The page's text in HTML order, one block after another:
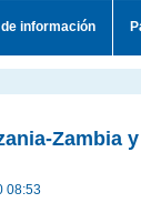
información
Zambia
08:53